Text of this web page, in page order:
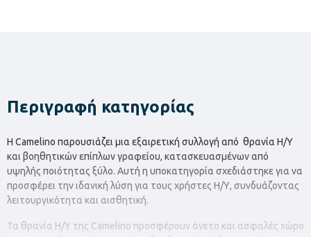
Περιγραφή κατηγορίας
Η Camelino παρουσιάζει μια εξαιρετική συλλογή από θρανία Η/Υ
και βοηθητικών επίπλων γραφείου, κατασκευασμένων από
υψηλής ποιότητας ξύλο. Αυτή η υποκατηγορία σχεδιάστηκε για να
προσφέρει την ιδανική λύση για τους χρήστες Η/Υ, συνδυάζοντας
λειτουργικότητα και αισθητική.
Τα θρανία Η/Υ της Camelino προσφέρουν άνετο και ασφαλές χώρο